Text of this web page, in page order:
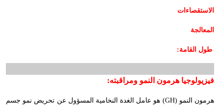
الاستقصاءات
المعالجة
طول القامة:
فيزيولوجيا هرمون النمو ومراقبته:
هرمون النمو (GH) هو عامل الغدة النخامية المسؤول عن تحريض نمو جسم